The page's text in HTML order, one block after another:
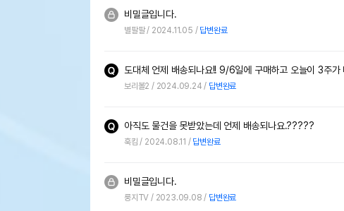
비밀글입니다.
별팔팔 2024.11.05 답변완료
보리볼2 2024.09.24 답변완료
아직도 물건을 못받았는데 언제 배송되나요.?????
훅킴 2024.08.11 답변완료
비밀글입니다.
룽지TV 2023.09.08 답변완료